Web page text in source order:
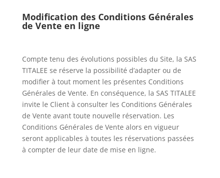
Modification des Conditions Générales
de Vente en ligne
Compte tenu des évolutions possibles du Site, la SAS
TITALEE se réserve la possibilité d’adapter ou de
modifier à tout moment les présentes Conditions
Générales de Vente. En conséquence, la SAS TITALEE
invite le Client à consulter les Conditions Générales
de Vente avant toute nouvelle réservation. Les
Conditions Générales de Vente alors en vigueur
seront applicables à toutes les réservations passées
à compter de leur date de mise en ligne.